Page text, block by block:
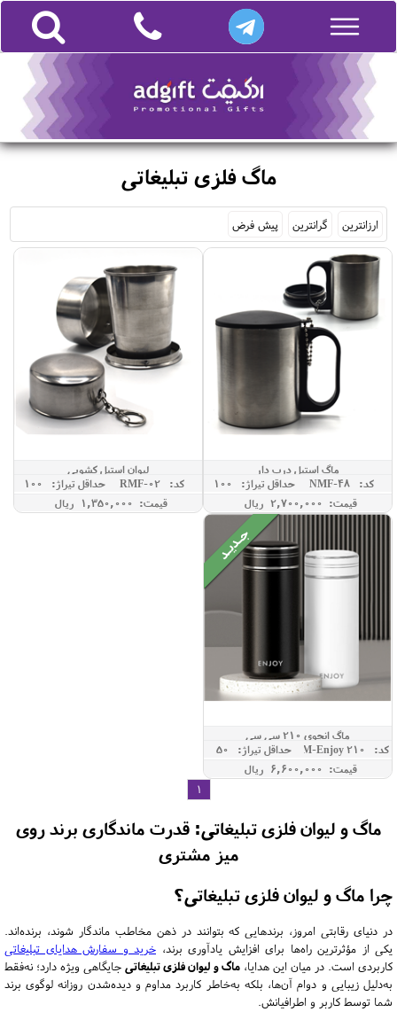
ماگ فلزی تبلیغاتی
ارزانترین گرانترین پیش فرض
ماگ استیل درب دار
کد: NMF-48
حداقل تيراژ: 100
قیمت: 2,700,000 ريال
لیوان استیل کشویی
کد: RMF-02
حداقل تيراژ: 100
قیمت: 1,350,000 ريال
ماگ انجوی 210 سی سی
کد: TM-Enjoy 210
حداقل تيراژ: 50
قیمت: 6,600,000 ريال
1
ماگ و لیوان فلزی تبلیغاتی: قدرت ماندگاری برند روی
میز مشتری
چرا ماگ و لیوان فلزی تبلیغاتی؟
در دنیای رقابتی امروز، برندهایی که بتوانند در ذهن مخاطب ماندگار شوند، برنده‌اند.
یکی از مؤثرترین راه‌ها برای افزایش یادآوری برند، خرید و سفارش هدایای تبلیغاتی
کاربردی است. در میان این هدایا، ماگ و لیوان فلزی تبلیغاتی جایگاهی ویژه دارد؛ نه‌فقط
به‌دلیل زیبایی و دوام آن‌ها، بلکه به‌خاطر کاربرد مداوم و دیده‌شدن روزانه لوگوی برند
شما توسط کاربر و اطرافیانش.